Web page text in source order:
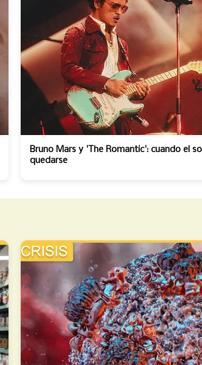
Bruno Mars y 'The Romantic': cuando el
quedarse